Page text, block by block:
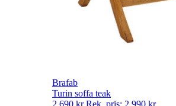
Brafab
Turin soffa teak
2 690 kr Rek. pris: 2 990 kr